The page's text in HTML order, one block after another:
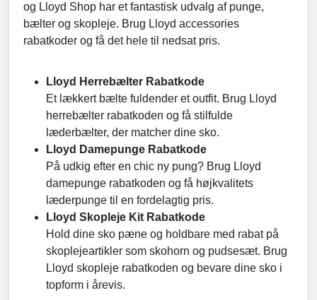
og Lloyd Shop har et fantastisk udvalg af punge,
bælter og skopleje. Brug Lloyd accessories
rabatkoder og få det hele til nedsat pris.
Lloyd Herrebælter Rabatkode
Et lækkert bælte fuldender et outfit. Brug Lloyd
herrebælter rabatkoden og få stilfulde
læderbælter, der matcher dine sko.
Lloyd Damepunge Rabatkode
På udkig efter en chic ny pung? Brug Lloyd
damepunge rabatkoden og få højkvalitets
læderpunge til en fordelagtig pris.
Lloyd Skopleje Kit Rabatkode
Hold dine sko pæne og holdbare med rabat på
skoplejeartikler som skohorn og pudsesæt. Brug
Lloyd skopleje rabatkoden og bevare dine sko i
topform i årevis.